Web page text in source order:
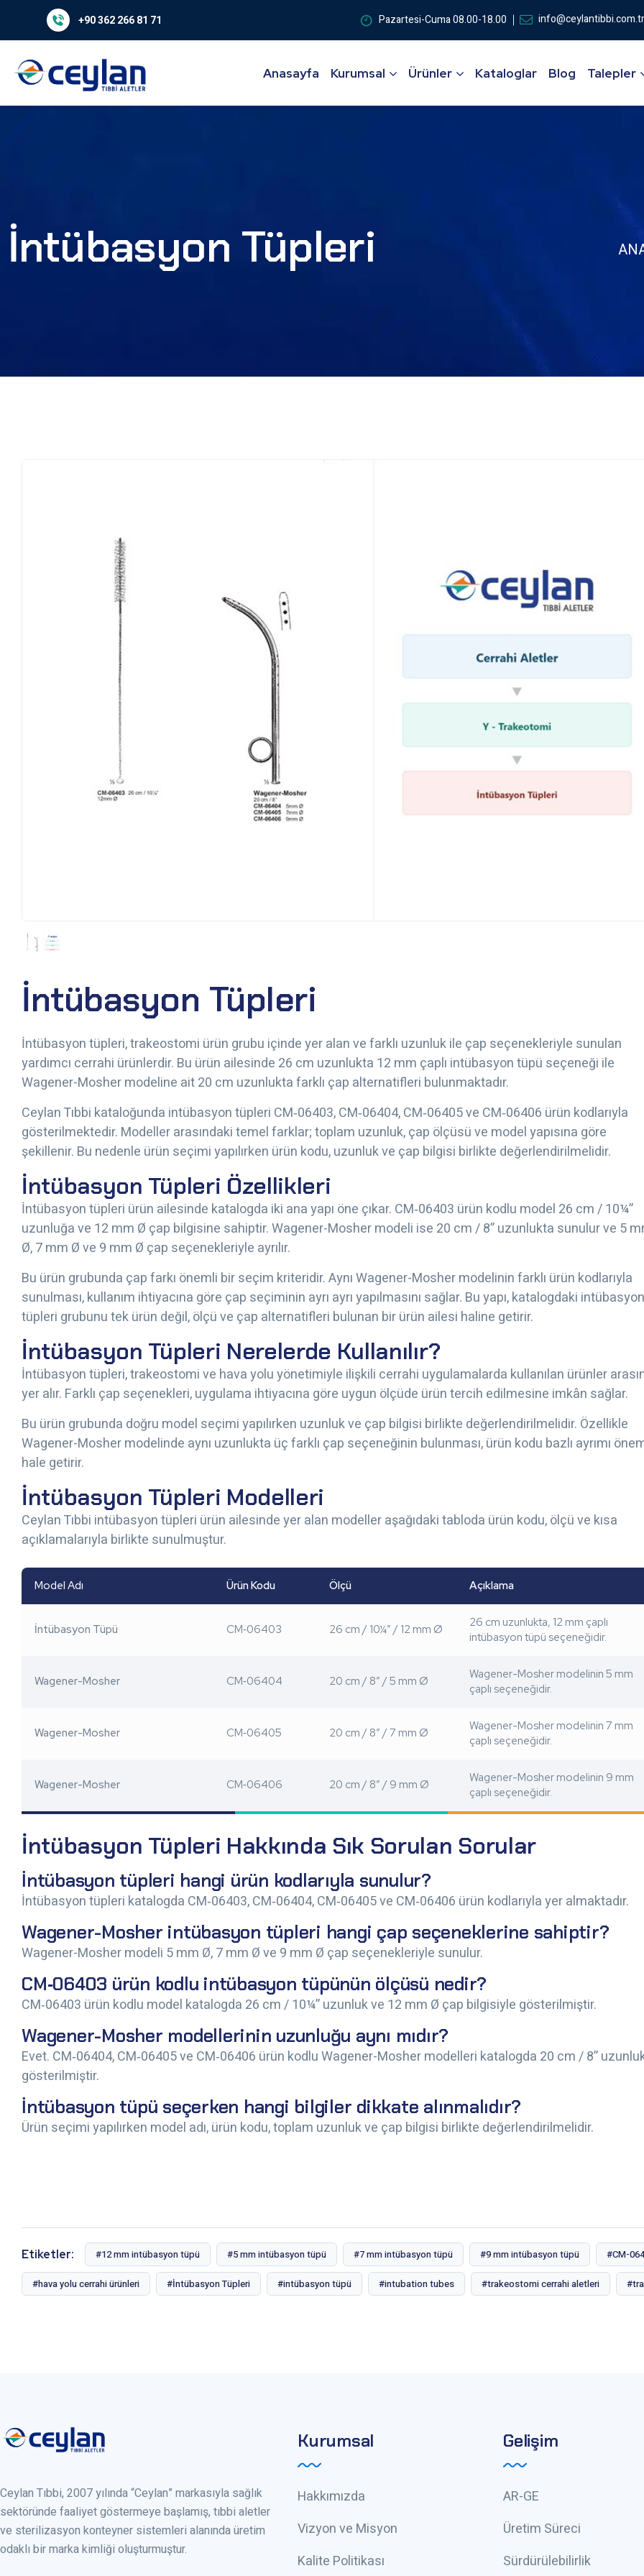
+90 362 266 81 71 Pazartesi-Cuma 08.00-18.00 info@ceylantibbi.com.tr
Anasayfa Kurumsal Ürünler Kataloglar Blog Talepler
İntübasyon Tüpleri
İntübasyon Tüpleri
İntübasyon tüpleri, trakeostomi ürün grubu içinde yer alan ve farklı uzunluk ile çap seçenekleriyle sunulan
yardımcı cerrahi ürünlerdir. Bu ürün ailesinde 26 cm uzunlukta 12 mm çaplı intübasyon tüpü seçeneği ile
Wagener-Mosher modeline ait 20 cm uzunlukta farklı çap alternatifleri bulunmaktadır.
Ceylan Tıbbi kataloğunda intübasyon tüpleri CM‑06403, CM‑06404, CM‑06405 ve CM‑06406 ürün kodlarıyla
gösterilmektedir. Modeller arasındaki temel farklar; toplam uzunluk, çap ölçüsü ve model yapısına göre
şekillenir. Bu nedenle ürün seçimi yapılırken ürün kodu, uzunluk ve çap bilgisi birlikte değerlendirilmelidir.
İntübasyon Tüpleri Özellikleri
İntübasyon tüpleri ürün ailesinde katalogda iki ana yapı öne çıkar. CM‑06403 ürün kodlu model 26 cm / 10¼”
uzunluğa ve 12 mm Ø çap bilgisine sahiptir. Wagener-Mosher modeli ise 20 cm / 8” uzunlukta sunulur ve 5
Ø, 7 mm Ø ve 9 mm Ø çap seçenekleriyle ayrılır.
Bu ürün grubunda çap farkı önemli bir seçim kriteridir. Aynı Wagener-Mosher modelinin farklı ürün kodlarıyla
sunulması, kullanım ihtiyacına göre çap seçiminin ayrı ayrı yapılmasını sağlar. Bu yapı, katalogdaki intübasyon
tüpleri grubunu tek ürün değil, ölçü ve çap alternatifleri bulunan bir ürün ailesi haline getirir.
İntübasyon Tüpleri Nerelerde Kullanılır?
İntübasyon tüpleri, trakeostomi ve hava yolu yönetimiyle ilişkili cerrahi uygulamalarda kullanılan ürünler
yer alır. Farklı çap seçenekleri, uygulama ihtiyacına göre uygun ölçüde ürün tercih edilmesine imkân sağlar.
Bu ürün grubunda doğru model seçimi yapılırken uzunluk ve çap bilgisi birlikte değerlendirilmelidir. Özellikle
Wagener-Mosher modelinde aynı uzunlukta üç farklı çap seçeneğinin bulunması, ürün kodu bazlı ayrımı
hale getirir.
İntübasyon Tüpleri Modelleri
Ceylan Tıbbi intübasyon tüpleri ürün ailesinde yer alan modeller aşağıdaki tabloda ürün kodu, ölçü ve kısa
açıklamalarıyla birlikte sunulmuştur.
Model Adı Ürün Kodu Ölçü Açıklama
İntübasyon Tüpü CM‑06403 26 cm / 10¼” / 12 mm Ø
26 cm uzunlukta, 12 mm çaplı
intübasyon tüpü seçeneğidir.
Wagener-Mosher CM‑06404 20 cm / 8” / 5 mm Ø
Wagener-Mosher modelinin 5 mm
çaplı seçeneğidir.
Wagener-Mosher CM‑06405 20 cm / 8” / 7 mm Ø
Wagener-Mosher modelinin 7 mm
çaplı seçeneğidir.
Wagener-Mosher CM‑06406 20 cm / 8” / 9 mm Ø
Wagener-Mosher modelinin 9 mm
çaplı seçeneğidir.
İntübasyon Tüpleri Hakkında Sık Sorulan Sorular
İntübasyon tüpleri hangi ürün kodlarıyla sunulur?
İntübasyon tüpleri katalogda CM‑06403, CM‑06404, CM‑06405 ve CM‑06406 ürün kodlarıyla yer almaktadır.
Wagener-Mosher intübasyon tüpleri hangi çap seçeneklerine sahiptir?
Wagener-Mosher modeli 5 mm Ø, 7 mm Ø ve 9 mm Ø çap seçenekleriyle sunulur.
CM‑06403 ürün kodlu intübasyon tüpünün ölçüsü nedir?
CM‑06403 ürün kodlu model katalogda 26 cm / 10¼” uzunluk ve 12 mm Ø çap bilgisiyle gösterilmiştir.
Wagener-Mosher modellerinin uzunluğu aynı mıdır?
Evet. CM‑06404, CM‑06405 ve CM‑06406 ürün kodlu Wagener-Mosher modelleri katalogda 20 cm / 8”
gösterilmiştir.
İntübasyon tüpü seçerken hangi bilgiler dikkate alınmalıdır?
Ürün seçimi yapılırken model adı, ürün kodu, toplam uzunluk ve çap bilgisi birlikte değerlendirilmelidir.
Etiketler: #12 mm intübasyon tüpü #5 mm intübasyon tüpü #7 mm intübasyon tüpü #9 mm intübasyon tüpü #CM-
#hava yolu cerrahi ürünleri #İntübasyon Tüpleri #intübasyon tüpü #intubation tubes #trakeostomi cerrahi aletleri
Ceylan Tıbbi, 2007 yılında “Ceylan” markasıyla sağlık
sektöründe faaliyet göstermeye başlamış, tıbbi aletler
ve sterilizasyon konteyner sistemleri alanında üretim
odaklı bir marka kimliği oluşturmuştur.
Kurumsal
Hakkımızda
Vizyon ve Misyon
Kalite Politikası
Gelişim
AR-GE
Üretim Süreci
Sürdürülebilirlik